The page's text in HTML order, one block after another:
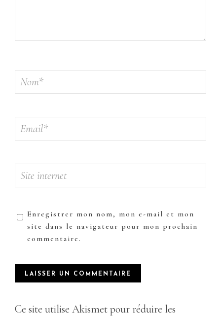
Enregistrer mon nom, mon e-mail et mon
site dans le navigateur pour mon prochain
commentaire.
Ce site utilise Akismet pour réduire les